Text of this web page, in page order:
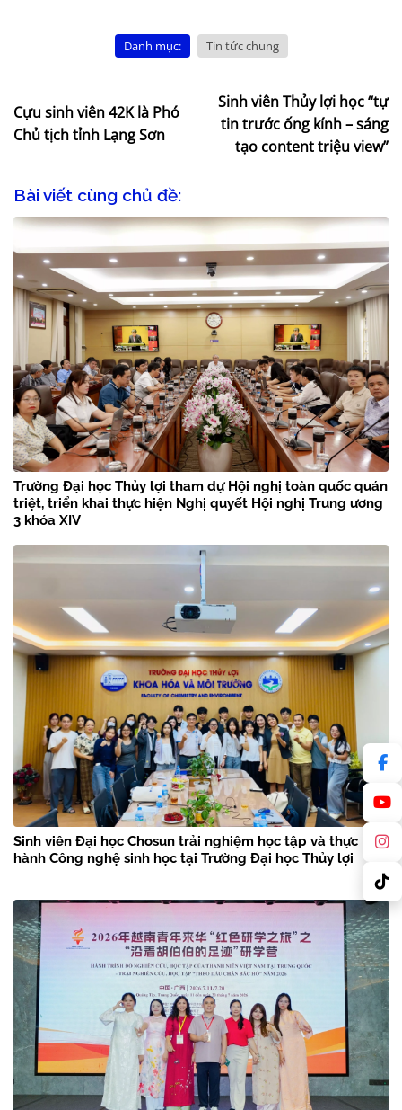
Danh mục: Tin tức chung
Cựu sinh viên 42K là Phó
Chủ tịch tỉnh Lạng Sơn
Sinh viên Thủy lợi học “tự
tin trước ống kính – sáng
tạo content triệu view”
Bài viết cùng chủ đề:
Trường Đại học Thủy lợi tham dự Hội nghị toàn quốc quán
triệt, triển khai thực hiện Nghị quyết Hội nghị Trung ương
3 khóa XIV
Sinh viên Đại học Chosun trải nghiệm học tập và thực
hành Công nghệ sinh học tại Trường Đại học Thủy lợi